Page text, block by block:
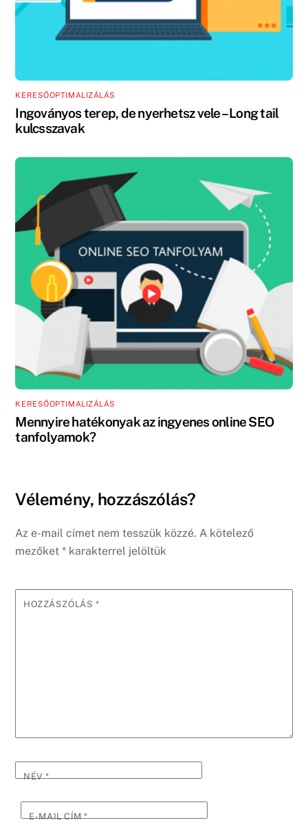
KERESŐOPTIMALIZÁLÁS
Ingoványos terep, de nyerhetsz vele – Long tail
kulcsszavak
KERESŐOPTIMALIZÁLÁS
Mennyire hatékonyak az ingyenes online SEO
tanfolyamok?
Vélemény, hozzászólás?
Az e-mail címet nem tesszük közzé. A kötelező
mezőket* karakterrel jelöltük
HOZZÁSZÓLÁS *
NÉV*
E-MAIL CÍM*